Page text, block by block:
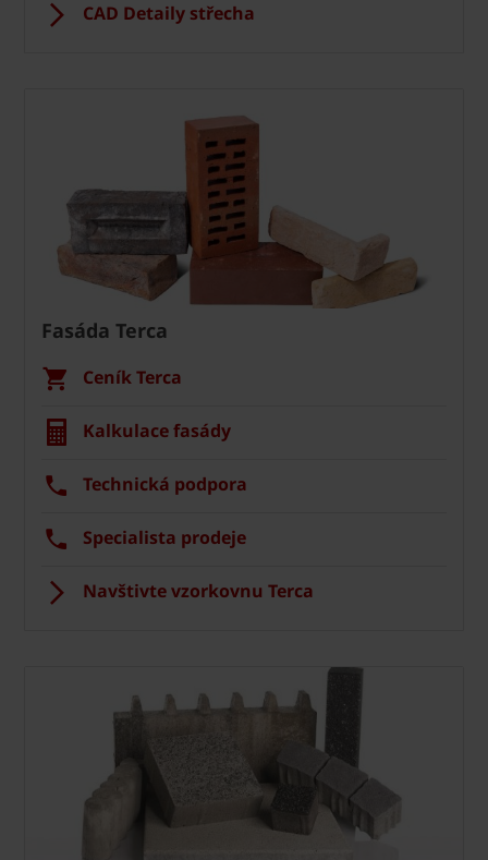
CAD Detaily střecha
Fasáda Terca
Ceník Terca
Kalkulace fasády
Technická podpora
Specialista prodeje
Navštivte vzorkovnu Terca